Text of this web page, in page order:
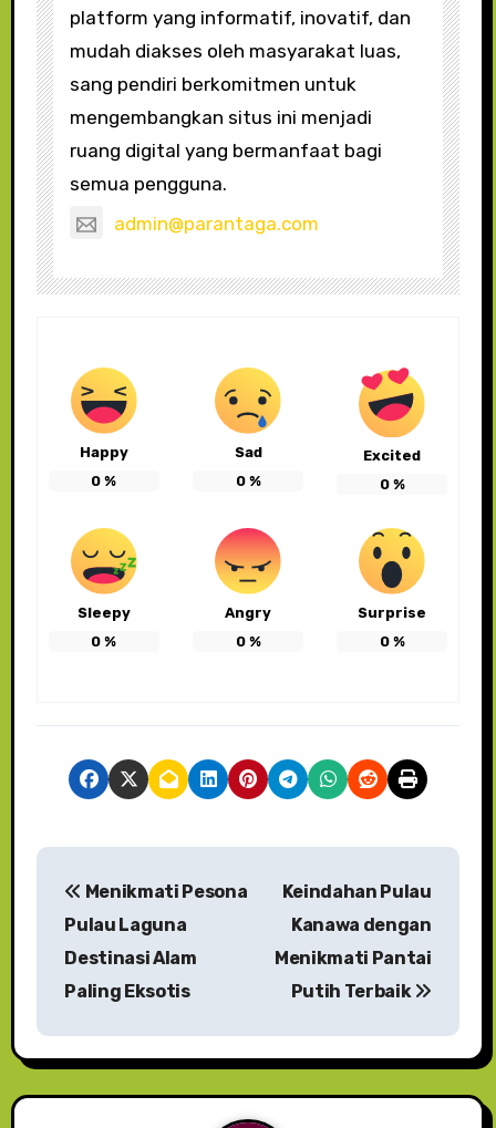
platform yang informatif, inovatif, dan
mudah diakses oleh masyarakat luas,
sang pendiri berkomitmen untuk
mengembangkan situs ini menjadi
ruang digital yang bermanfaat bagi
semua pengguna.
admin@parantaga.com
Happy
0 %
Sad
0%
Excited
0%
Sleepy
0 %
Angry
0%
Surprise
0%
N
g
a
Menikmati Pesona
Pulau Laguna
Destinasi Alam
Paling Eksotis
Keindahan Pulau
Kanawa dengan
Menikmati Pantai
Putih Terbaik